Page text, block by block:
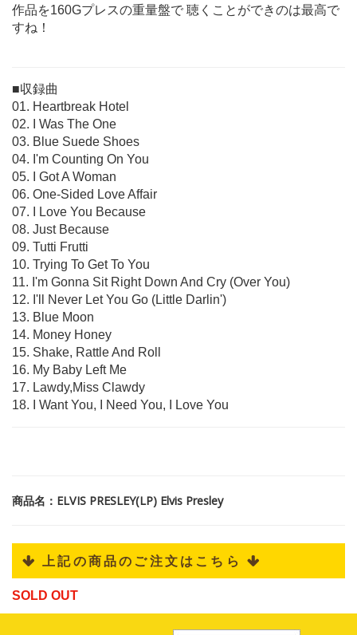
作品を160Gプレスの重量盤で 聴くことができのは最高で
すね！
■収録曲
01. Heartbreak Hotel
02. I Was The One
03. Blue Suede Shoes
04. I'm Counting On You
05. I Got A Woman
06. One-Sided Love Affair
07. I Love You Because
08. Just Because
09. Tutti Frutti
10. Trying To Get To You
11. I'm Gonna Sit Right Down And Cry (Over You)
12. I'll Never Let You Go (Little Darlin')
13. Blue Moon
14. Money Honey
15. Shake, Rattle And Roll
16. My Baby Left Me
17. Lawdy,Miss Clawdy
18. I Want You, I Need You, I Love You
商品名：ELVIS PRESLEY(LP) Elvis Presley
 上記の商品のご注文はこちら 
SOLD OUT